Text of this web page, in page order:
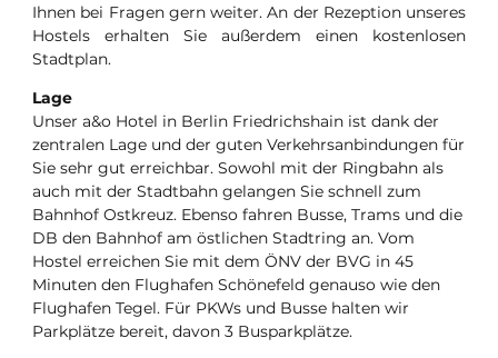
Ihnen bei Fragen gern weiter. An der Rezeption unseres
Hostels erhalten Sie außerdem einen kostenlosen
Stadtplan.
Lage
Unser a&o Hotel in Berlin Friedrichshain ist dank der
zentralen Lage und der guten Verkehrsanbindungen für
Sie sehr gut erreichbar. Sowohl mit der Ringbahn als
auch mit der Stadtbahn gelangen Sie schnell zum
Bahnhof Ostkreuz. Ebenso fahren Busse, Trams und die
DB den Bahnhof am östlichen Stadtring an. Vom
Hostel erreichen Sie mit dem ÖNV der BVG in 45
Minuten den Flughafen Schönefeld genauso wie den
Flughafen Tegel. Für PKWs und Busse halten wir
Parkplätze bereit, davon 3 Busparkplätze.